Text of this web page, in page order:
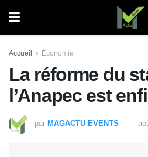
Accueil Économie
La réforme du
l’Anapec est
par MAGACTU EVENTS